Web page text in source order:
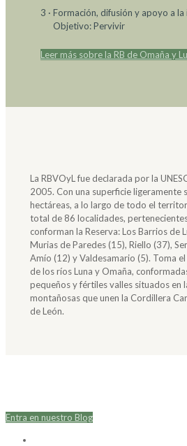
3 · Formación, difusión y apoyo a
Objetivo: Pervivir
Leer más sobre la RB de Omaña y
La RBVOyL fue declarada por la
2005. Con una superficie ligeramente
hectáreas, a lo largo de todo el
total de 86 localidades,
conforman la Reserva: Los Barrios de
Murias de Paredes (15), Riello (37),
Amío (12) y Valdesamario (5). Toma
de los ríos Luna y Omaña,
pequeños y fértiles valles situados en
montañosas que unen la Cordillera
de León.
Entra en nuestro Blog